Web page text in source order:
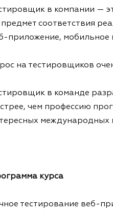
в компании —
предмет соответствия
приложение, мобильное
на тестировщиков
в команде
чем профессию
международных
курса
тестирование веб-